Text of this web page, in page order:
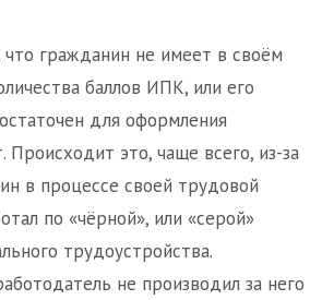
что гражданин не имеет в своём
баллов ИПК, или его
для оформления
Происходит это, чаще всего, из-за
в процессе своей трудовой
по «чёрной», или «серой»
трудоустройства.
не производил за него